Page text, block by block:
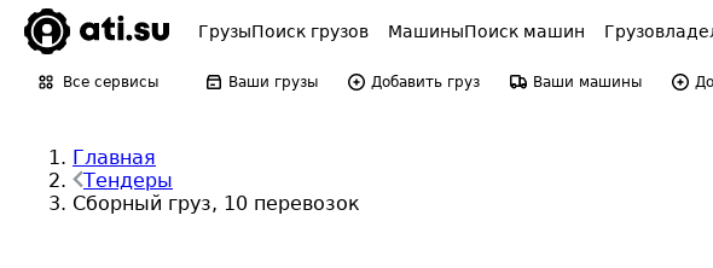
ГрузыПоиск грузов МашиныПоиск машин
Все сервисы Ваши грузы Добавить груз Ваши машины
Главная
Тендеры
Сборный груз, 10 перевозок